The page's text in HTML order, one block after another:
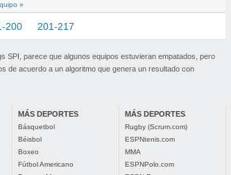
»
200 201-217
SPI, parece que algunos equipos estuvieran empatados, pero
de acuerdo a un algoritmo que genera un resultado con
MÁS DEPORTES
Básquetbol
Béisbol
Boxeo
Fútbol Americano
MÁS DEPORTES
Rugby (Scrum.com)
ESPNtenis.com
MMA
ESPNPolo.com